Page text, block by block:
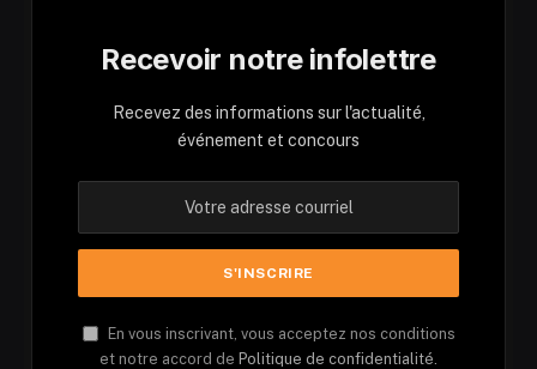
Recevoir notre infolettre
Recevez des informations sur l'actualité,
événement et concours
En vous inscrivant, vous acceptez nos conditions
et notre accord de Politique de confidentialité.